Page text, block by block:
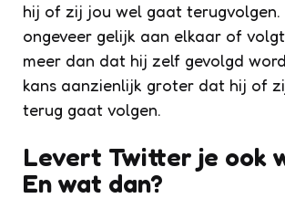
hij of zij jou wel gaat terugvolgen.
ongeveer gelijk aan elkaar of
meer dan dat hij zelf gevolgd
kans aanzienlijk groter dat hij of
terug gaat volgen.
Levert Twitter je ook
En wat dan?